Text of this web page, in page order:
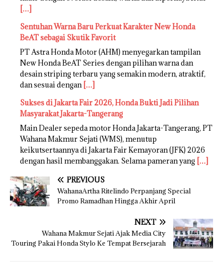
[…]
Sentuhan Warna Baru Perkuat Karakter New Honda
BeAT sebagai Skutik Favorit
PT Astra Honda Motor (AHM) menyegarkan tampilan
New Honda BeAT Series dengan pilihan warna dan
desain striping terbaru yang semakin modern, atraktif,
dan sesuai dengan […]
Sukses di Jakarta Fair 2026, Honda Bukti Jadi Pilihan
Masyarakat Jakarta-Tangerang
Main Dealer sepeda motor Honda Jakarta-Tangerang, PT
Wahana Makmur Sejati (WMS), menutup
keikutsertaannya di Jakarta Fair Kemayoran (JFK) 2026
dengan hasil membanggakan. Selama pameran yang […]
PREVIOUS
WahanaArtha Ritelindo Perpanjang Special
Promo Ramadhan Hingga Akhir April
NEXT
Wahana Makmur Sejati Ajak Media City
Touring Pakai Honda Stylo Ke Tempat Bersejarah